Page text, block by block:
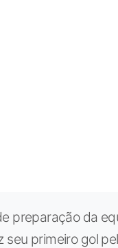
preparação da
seu primeiro gol